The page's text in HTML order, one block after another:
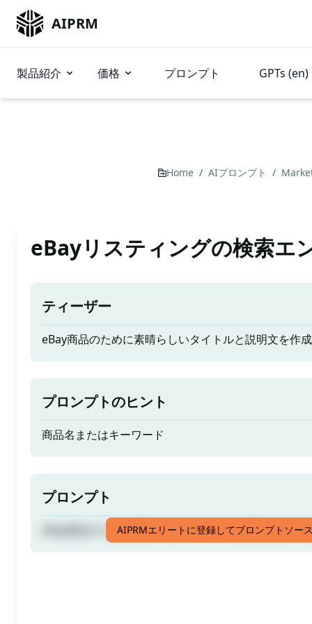
AIPRM
製品紹介 価格 プロンプト GPTs (en)
Home / AIプロンプト /
eBayリスティングの検索エ
ティーザー
eBay商品のために素晴らしいタイトルと説明文を作
プロンプトのヒント
商品名またはキーワード
プロンプト
eBay商品のために素晴らしいタイトルと説明文を作
AIPRMエリートに登録してプロンプトソー